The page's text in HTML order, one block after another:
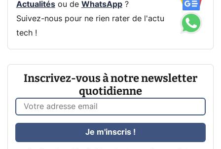
Actualitésou de WhatsApp?
Suivez-nous pour ne rien rater de l'actu
tech !
Inscrivez-vous à notre newsletter
quotidienne
Je m'inscris !